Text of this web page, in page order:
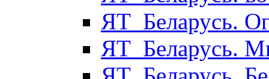
ЯТ_Беларусь.
ЯТ_Беларусь.